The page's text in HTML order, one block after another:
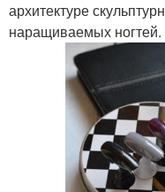
архитектуре
наращиваемых ногтей.